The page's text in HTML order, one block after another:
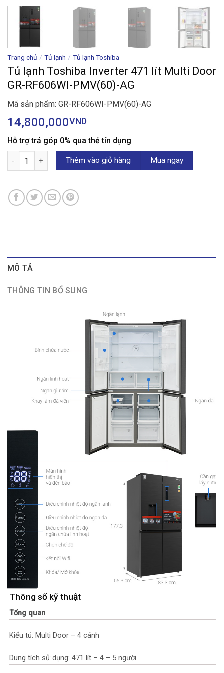
Trang chủ / Tủ lạnh / Tủ lạnh Toshiba
Tủ lạnh Toshiba Inverter 471 lít Multi Door
GR-RF606WI-PMV(60)-AG
Mã sản phẩm: GR-RF606WI-PMV(60)-AG
14,800,000VND
Hỗ trợ trả góp 0% qua thẻ tín dụng
Tủ lạnh Toshiba Inverter 471 lít Multi Door GR-RF606WI-
Thêm vào giỏ hàng Mua ngay
MÔ TẢ
THÔNG TIN BỔ SUNG
Thông số kỹ thuật
Tổng quan
Kiểu tủ: Multi Door – 4 cánh
Dung tích sử dụng: 471 lít – 4 – 5 người